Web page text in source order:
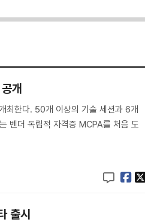
개
최한다. 50개 이상의 기술 세션과 6개
벤더 독립적 자격증 MCPA를 처음 도
출시